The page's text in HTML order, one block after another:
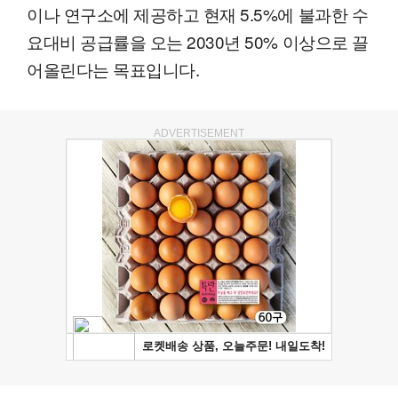
이나 연구소에 제공하고 현재 5.5%에 불과한 수
요대비 공급률을 오는 2030년 50% 이상으로 끌
어올린다는 목표입니다.
ADVERTISEMENT